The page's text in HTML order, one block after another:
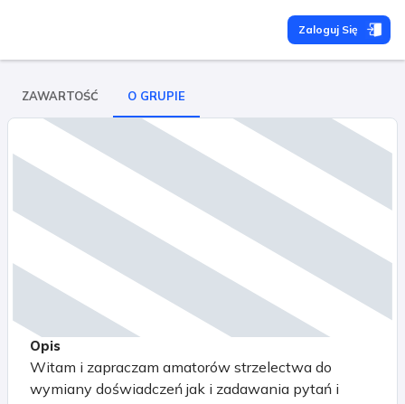
Zaloguj Się
ZAWARTOŚĆ O GRUPIE
Opis
Witam i zapraczam amatorów strzelectwa do
wymiany doświadczeń jak i zadawania pytań i